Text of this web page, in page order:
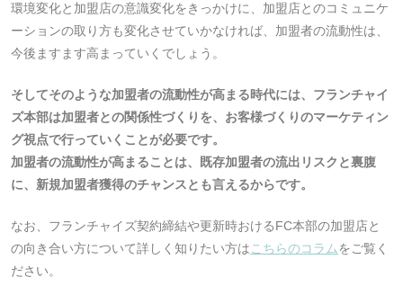
環境変化と加盟店の意識変化をきっかけに、加盟店とのコミュニケ
ーションの取り方も変化させていかなければ、加盟者の流動性は、
今後ますます高まっていくでしょう。
そしてそのような加盟者の流動性が高まる時代には、フランチャイ
ズ本部は加盟者との関係性づくりを、お客様づくりのマーケティン
グ視点で行っていくことが必要です。
加盟者の流動性が高まることは、既存加盟者の流出リスクと裏腹
に、新規加盟者獲得のチャンスとも言えるからです。
なお、フランチャイズ契約締結や更新時おけるFC本部の加盟店と
の向き合い方について詳しく知りたい方は こちらのコラム をご覧く
ださい。